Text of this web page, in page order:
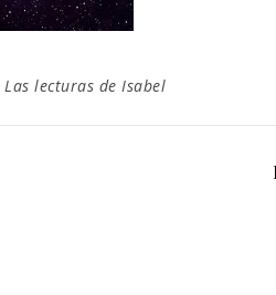
Las lecturas de Isabel